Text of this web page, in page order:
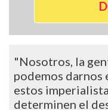
"Nosotros, la
podemos
estos
determinen el